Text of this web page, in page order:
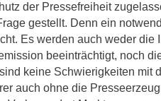
der Pressefreiheit
gestellt. Denn ein
Es werden auch weder
beeinträchtigt, noch
keine Schwierigkeiten mit
auch ohne die